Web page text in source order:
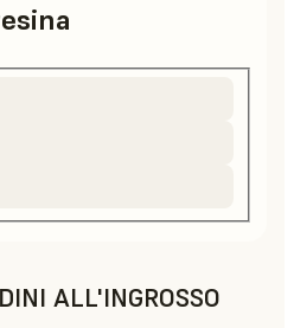
ALL'INGROSSO